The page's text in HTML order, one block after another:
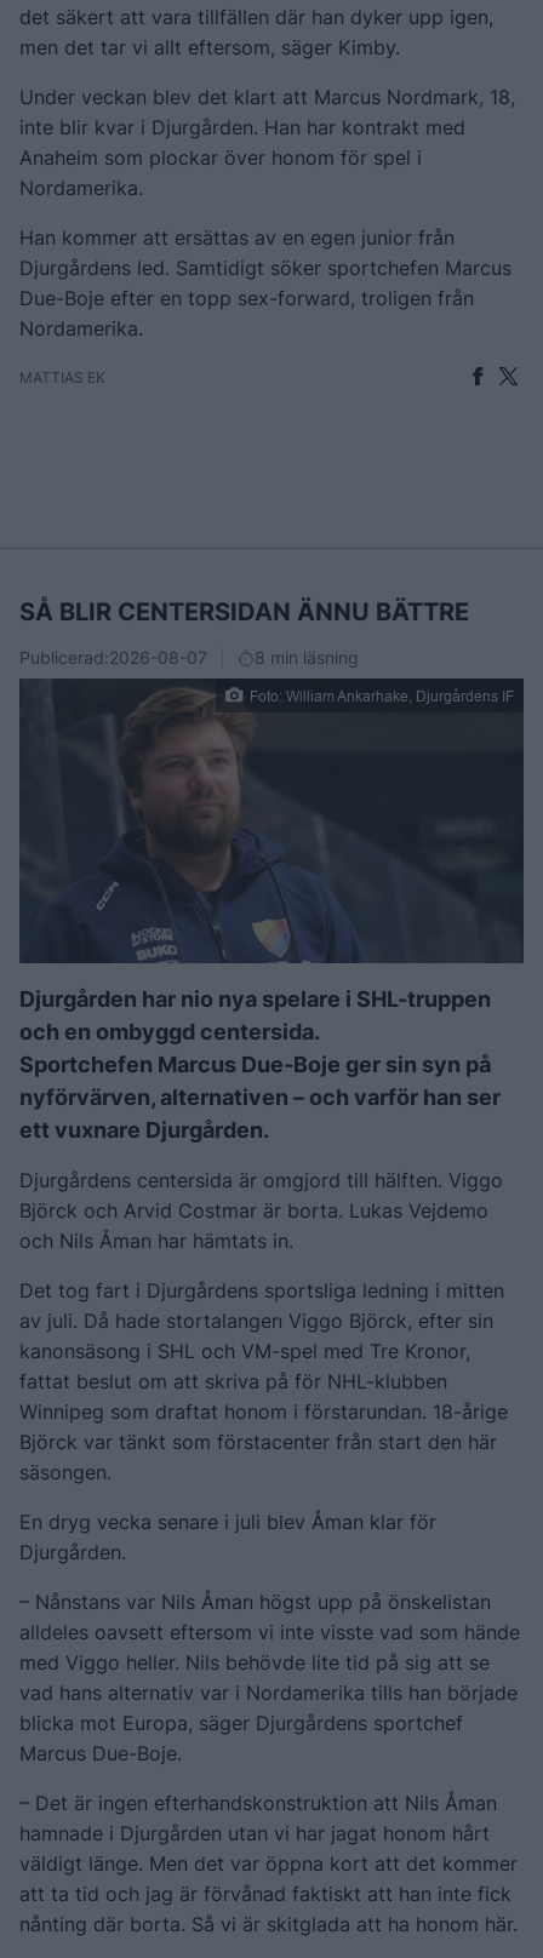
det säkert att vara tillfällen där han dyker upp igen,
men det tar vi allt eftersom, säger Kimby.
Under veckan blev det klart att Marcus Nordmark, 18,
inte blir kvar i Djurgården. Han har kontrakt med
Anaheim som plockar över honom för spel i
Nordamerika.
Han kommer att ersättas av en egen junior från
Djurgårdens led. Samtidigt söker sportchefen Marcus
Due-Boje efter en topp sex-forward, troligen från
Nordamerika.
MATTIAS EK
SÅ BLIR CENTERSIDAN ÄNNU BÄTTRE
Publicerad:2026-08-07 8 min läsning
Foto: William Ankarhake, Djurgårdens IF
Djurgården har nio nya spelare i SHL-truppen
och en ombyggd centersida.
Sportchefen Marcus Due-Boje ger sin syn på
nyförvärven, alternativen – och varför han ser
ett vuxnare Djurgården.
Djurgårdens centersida är omgjord till hälften. Viggo
Björck och Arvid Costmar är borta. Lukas Vejdemo
och Nils Åman har hämtats in.
Det tog fart i Djurgårdens sportsliga ledning i mitten
av juli. Då hade stortalangen Viggo Björck, efter sin
kanonsäsong i SHL och VM-spel med Tre Kronor,
fattat beslut om att skriva på för NHL-klubben
Winnipeg som draftat honom i förstarundan. 18-årige
Björck var tänkt som förstacenter från start den här
säsongen.
En dryg vecka senare i juli blev Åman klar för
Djurgården.
– Nånstans var Nils Åman högst upp på önskelistan
alldeles oavsett eftersom vi inte visste vad som hände
med Viggo heller. Nils behövde lite tid på sig att se
vad hans alternativ var i Nordamerika tills han började
blicka mot Europa, säger Djurgårdens sportchef
Marcus Due-Boje.
– Det är ingen efterhandskonstruktion att Nils Åman
hamnade i Djurgården utan vi har jagat honom hårt
väldigt länge. Men det var öppna kort att det kommer
att ta tid och jag är förvånad faktiskt att han inte fick
nånting där borta. Så vi är skitglada att ha honom här.